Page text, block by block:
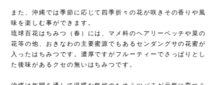
また、沖縄では季節に応じて四季折々の花が咲きその香りや風
味を楽しむ事ができます。
琉球百花はちみつ（春）には、マメ科のヘアリーベッチや菜の
花等の他、おきなわの主要蜜源でもあるセンダングサの花蜜が
入ったはちみつです。濃厚ですがフルーティーでさっぱりとし
た後味があるクセの無いはちみつです。